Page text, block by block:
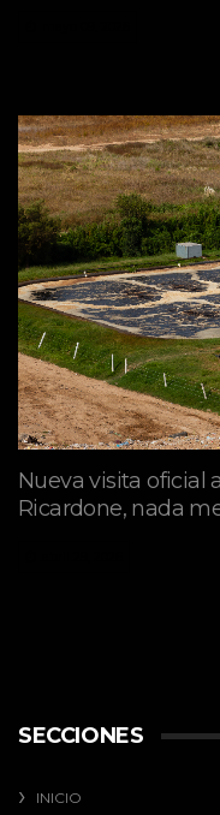
Nueva visita oficial
Ricardone, nada
SECCIONES
INICIO